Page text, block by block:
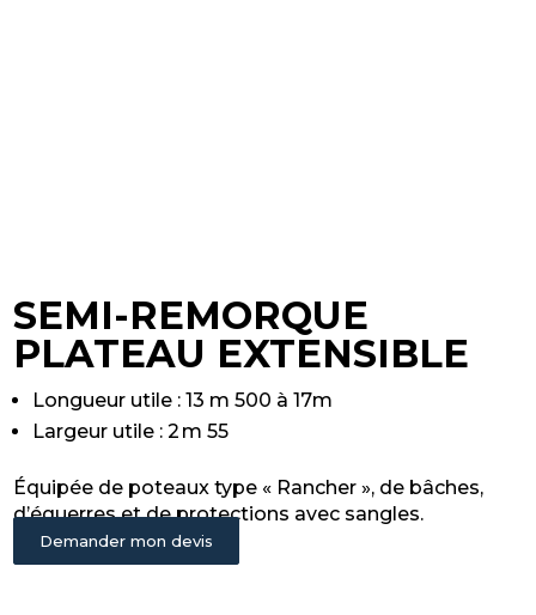
SEMI-REMORQUE
PLATEAU EXTENSIBLE
Longueur utile : 13 m 500 à 17m
Largeur utile : 2 m 55
Équipée de poteaux type « Rancher », de bâches,
d’équerres et de protections avec sangles.
Demander mon devis